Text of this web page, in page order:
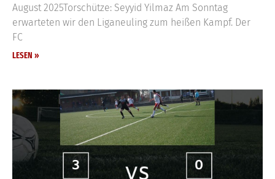
August 2025Torschütze: Seyyid Yilmaz Am Sonntag
erwarteten wir den Liganeuling zum heißen Kampf. Der
FC
LESEN »